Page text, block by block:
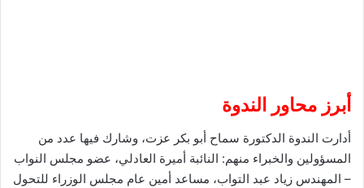
أبرز محاور الندوة
أدارت الندوة الدكتورة سماح أبو بكر عزت، وشارك فيها عدد من
المسؤولين والخبراء منهم: النائبة أميرة العادلي، عضو مجلس النواب
– المهندس زياد عبد التواب، مساعد أمين عام مجلس الوزراء للتحول